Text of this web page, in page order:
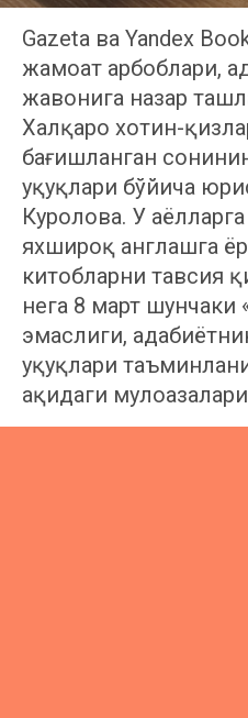
Gazeta ва Yandex
жамоат арбоблари,
жавонига назар
Халқаро хотин-
бағишланган
ҳуқуқлари бўйича
Куролова. У
яхшироқ англашга
китобларни тавсия
нега 8 март шунчаки
эмаслиги,
ҳуқуқлари
ҳақидаги